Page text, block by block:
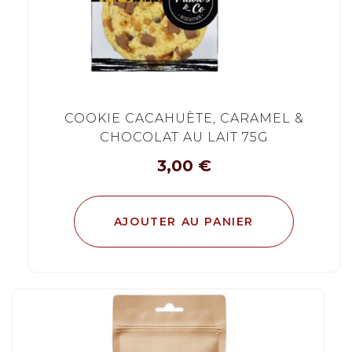
COOKIE CACAHUÈTE, CARAMEL &
CHOCOLAT AU LAIT 75G
3,00 €
AJOUTER AU PANIER